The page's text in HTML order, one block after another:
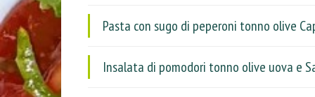
Pasta con sugo di peperoni tonno olive
Insalata di pomodori tonno olive uova e